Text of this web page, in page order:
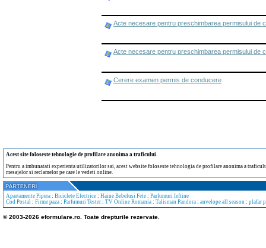
Acte necesare pentru preschimbarea permisului de
Acte necesare pentru preschimbarea permisului de
Cerere examen permis de conducere
Acest site foloseste tehnologie de profilare anonima a traficului.
Pentru a imbunatati experienta utilizatorilor sai, acest website foloseste tehnologia de profilare anonima a
mesajelor si reclamelor pe care le vedeti online.
Apartamente Pipera : Biciclete Electrice : Haine Bebelusi Fete : Parfumuri Ieftine
Cod Postal : Firme paza : Parfumuri Tester : TV Online Romania : Talisman Pandora : anvelope all season : plafar
© 2003-2026 eformulare.ro. Toate drepturile rezervate.